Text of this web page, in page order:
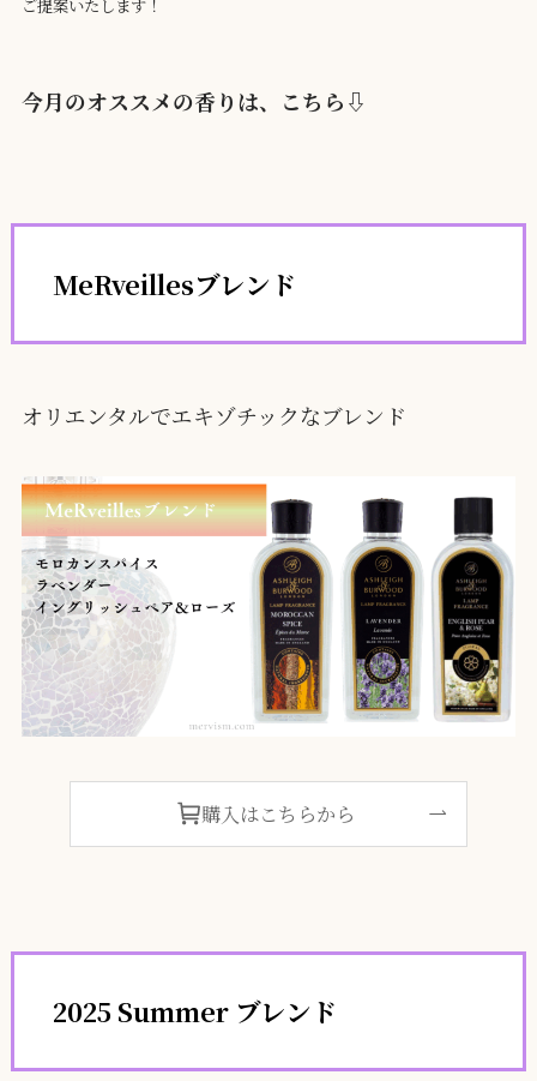
ご提案いたします！
今月のオススメの香りは、こちら⇩
MeRveillesブレンド
オリエンタルでエキゾチックなブレンド
購入はこちらから
2025 Summer ブレンド